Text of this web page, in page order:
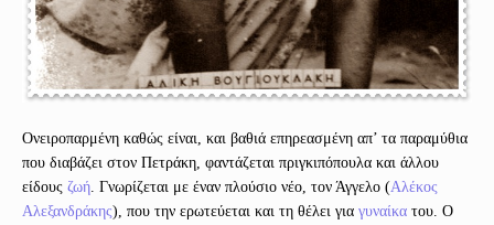
Ονειροπαρμένη καθώς είναι, και βαθιά επηρεασμένη απ’ τα παραμύθια
που διαβάζει στον Πετράκη, φαντάζεται πριγκιπόπουλα και άλλου
είδους ζωή . Γνωρίζεται με έναν πλούσιο νέο, τον Άγγελο (Αλέκος
Αλεξανδράκης), που την ερωτεύεται και τη θέλει για γυναίκα του. Ο